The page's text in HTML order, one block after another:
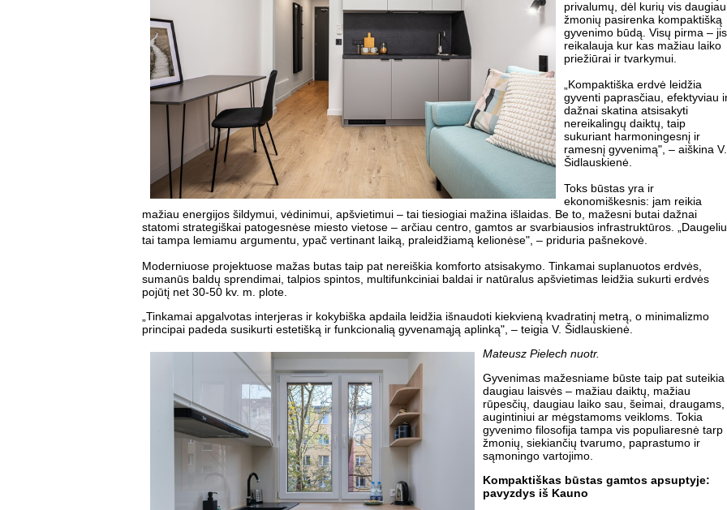
privalumų, dėl kurių vis daugiau
žmonių pasirenka kompaktišką
gyvenimo būdą. Visų pirma – jis
reikalauja kur kas mažiau laiko
priežiūrai ir tvarkymui.
„Kompaktiška erdvė leidžia
gyventi paprasčiau, efektyviau
dažnai skatina atsisakyti
nereikalingų daiktų, taip
sukuriant harmoningesnį ir
ramesnį gyvenimą", – aiškina V.
Šidlauskienė.
Toks būstas yra ir
ekonomiškesnis: jam reikia
mažiau energijos šildymui, vėdinimui, apšvietimui – tai tiesiogiai mažina išlaidas. Be to, mažesni butai dažnai
statomi strategiškai patogesnėse miesto vietose – arčiau centro, gamtos ar svarbiausios infrastruktūros.
tai tampa lemiamu argumentu, ypač vertinant laiką, praleidžiamą kelionėse", – priduria pašnekovė.
Moderniuose projektuose mažas butas taip pat nereiškia komforto atsisakymo. Tinkamai suplanuotos erdvės,
sumanūs baldų sprendimai, talpios spintos, multifunkciniai baldai ir natūralus apšvietimas leidžia sukurti erdvės
pojūtį net 30-50 kv. m. plote.
„Tinkamai apgalvotas interjeras ir kokybiška apdaila leidžia išnaudoti kiekvieną kvadratinį metrą, o minimalizmo
principai padeda susikurti estetišką ir funkcionalią gyvenamąją aplinką", – teigia V. Šidlauskienė.
Mateusz Pielech nuotr.
Gyvenimas mažesniame būste taip pat suteikia
daugiau laisvės – mažiau daiktų, mažiau
rūpesčių, daugiau laiko sau, šeimai, draugams,
augintiniui ar mėgstamoms veikloms. Tokia
gyvenimo filosofija tampa vis populiaresnė tarp
žmonių, siekiančių tvarumo, paprastumo ir
sąmoningo vartojimo.
Kompaktiškas būstas gamtos apsuptyje:
pavyzdys iš Kauno